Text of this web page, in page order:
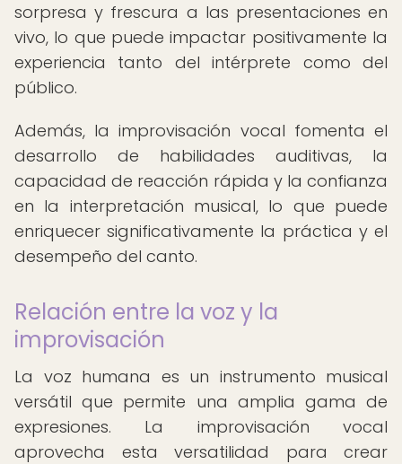
sorpresa y frescura a las presentaciones en
vivo, lo que puede impactar positivamente la
experiencia tanto del intérprete como del
público.
Además, la improvisación vocal fomenta el
desarrollo de habilidades auditivas, la
capacidad de reacción rápida y la confianza
en la interpretación musical, lo que puede
enriquecer significativamente la práctica y el
desempeño del canto.
Relación entre la voz y la
improvisación
La voz humana es un instrumento musical
versátil que permite una amplia gama de
expresiones. La improvisación vocal
aprovecha esta versatilidad para crear